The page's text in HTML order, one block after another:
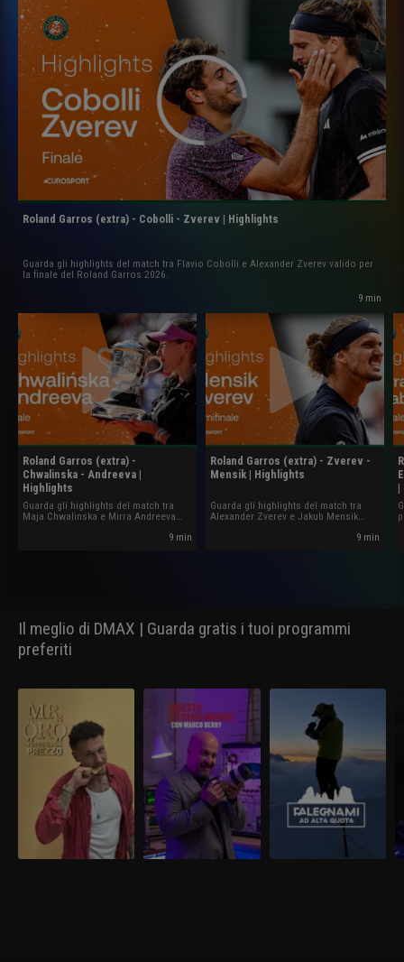
Roland Garros (extra) - Cobolli - Zverev | Highlights
Guarda gli highlights del match tra Flavio Cobolli e Alexander Zverev valido per
la finale del Roland Garros 2026.
9 min
Roland Garros (extra) -
Chwalinska - Andreeva |
Highlights
Guarda gli highlights del match tra
Maja Chwalinska e Mirra Andreeva
9 min
Roland Garros (extra) - Zverev -
Mensik | Highlights
Guarda gli highlights del match tra
Alexander Zverev e Jakub Mensik
9 min
|
Il meglio di DMAX | Guarda gratis i tuoi programmi
preferiti